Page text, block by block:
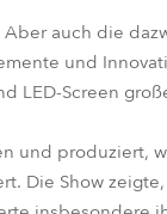
FS™
auch die
und
LED-Screen
und produziert,
Die Show